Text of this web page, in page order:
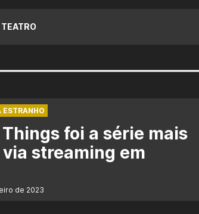
TEATRO
ESTRANHO
foi a série mais
streaming em
de 2023